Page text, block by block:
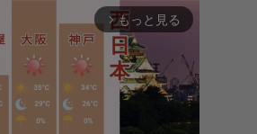
arrow_forward_ios もっと見る